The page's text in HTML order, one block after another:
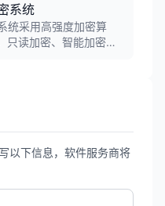
端安全、传输安全和
随时随地安全办公。
系统
统采用高强度加密算
只读加密、智能加密三
心信息外泄。
以下信息，软件服务商将